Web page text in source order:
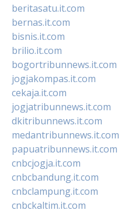
beritasatu.it.com
bernas.it.com
bisnis.it.com
brilio.it.com
bogortribunnews.it.com
jogjakompas.it.com
cekaja.it.com
jogjatribunnews.it.com
dkitribunnews.it.com
medantribunnews.it.com
papuatribunnews.it.com
cnbcjogja.it.com
cnbcbandung.it.com
cnbclampung.it.com
cnbckaltim.it.com